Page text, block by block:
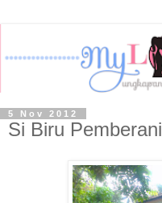
5 Nov 2012
Si Biru Pemberani